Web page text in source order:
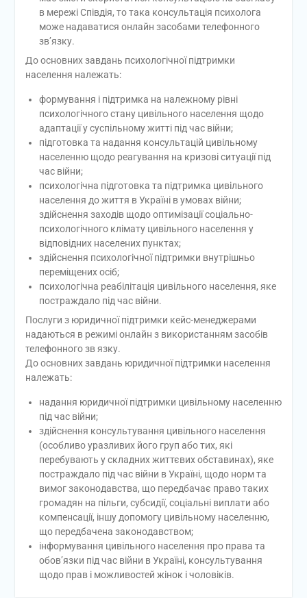
в мережі Співдія, то така консультація психолога
може надаватися онлайн засобами телефонного
зв’язку.
До основних завдань психологічної підтримки
населення належать:
формування і підтримка на належному рівні
психологічного стану цивільного населення щодо
адаптації у суспільному житті під час війни;
підготовка та надання консультацій цивільному
населенню щодо реагування на кризові ситуації під
час війни;
психологічна підготовка та підтримка цивільного
населення до життя в Україні в умовах війни;
здійснення заходів щодо оптимізації соціально-
психологічного клімату цивільного населення у
відповідних населених пунктах;
здійснення психологічної підтримки внутрішньо
переміщених осіб;
психологічна реабілітація цивільного населення, яке
постраждало під час війни.
Послуги з юридичної підтримки кейс-менеджерами
надаються в режимі онлайн з використанням засобів
телефонного зв язку.
До основних завдань юридичної підтримки населення
належать:
надання юридичної підтримки цивільному населенню
під час війни;
здійснення консультування цивільного населення
(особливо уразливих його груп або тих, які
перебувають у складних життєвих обставинах), яке
постраждало під час війни в Україні, щодо норм та
вимог законодавства, що передбачає право таких
громадян на пільги, субсидії, соціальні виплати або
компенсації, іншу допомогу цивільному населенню,
що передбачена законодавством;
інформування цивільного населення про права та
обов’язки під час війни в Україні, консультування
щодо прав і можливостей жінок і чоловіків.